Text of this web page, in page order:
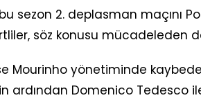
sezon 2. deplasman maçını
söz konusu mücadeleden
Mourinho yönetiminde
ardından Domenico Tedesco